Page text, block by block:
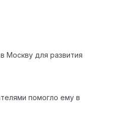
Москву для развития
помогло ему в